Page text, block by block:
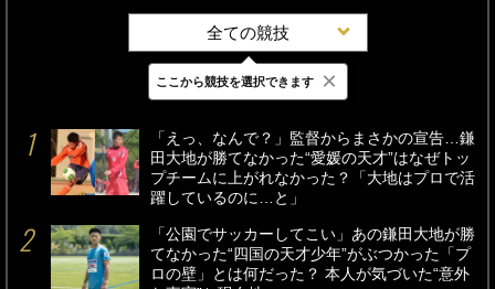
全ての競技
最新 24時間 週間
「えっ、なんで？」監督からまさかの宣告…鎌
田大地が勝てなかった“愛媛の天才”はなぜトッ
プチームに上がれなかった？「大地はプロで活
躍しているのに…と」
「公園でサッカーしてこい」あの鎌田大地が勝
てなかった“四国の天才少年”がぶつかった「プ
ロの壁」とは何だった？ 本人が気づいた“意外
ここから競技を選択できます ×